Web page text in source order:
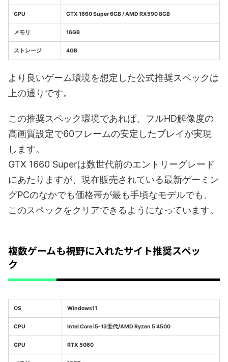
GPU GTX 1660 Super 6GB / AMD RX590 8GB
メモリ 16GB
ストレージ 4GB
より良いゲーム環境を想定した公式推奨スペックは
上の通りです。
この推奨スペック環境であれば、フルHD解像度の
高画質設定で60フレームの安定したプレイが実現
します。
GTX 1660 Superは数世代前のエントリーグレード
にあたりますが、現在販売されている最新ゲーミン
グPCのなかでも価格帯が最も手頃なモデルでも、
このスペックをクリアできるようになっています。
複数ゲームも視野に入れたサイト推奨スペッ
ク
OS Windows11
CPU Intel Core i5-13世代/AMD Ryzen 5 4500
GPU RTX 5060